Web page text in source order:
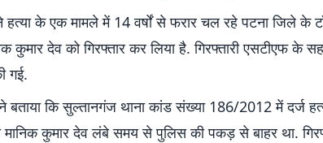
हत्या के एक मामले में 14 वर्षों से फरार चल रहे पटना जिले के
कुमार देव को गिरफ्तार कर लिया है. गिरफ्तारी एसटीएफ के
गई.
बताया कि सुल्तानगंज थाना कांड संख्या 186/2012 में दर्ज
कुमार देव लंबे समय से पुलिस की पकड़ से बाहर था.